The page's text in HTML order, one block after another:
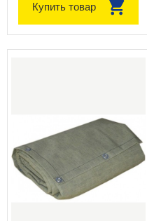
Купить товар